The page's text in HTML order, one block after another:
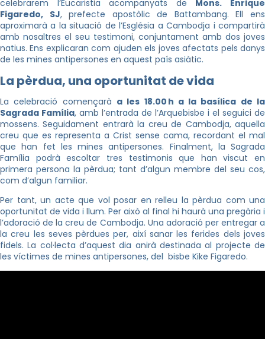
celebrarem l’Eucaristia acompanyats de Mons. Enrique
Figaredo, SJ, prefecte apostòlic de Battambang. Ell ens
aproximarà a la situació de l’Església a Cambodja i compartirà
amb nosaltres el seu testimoni, conjuntament amb dos joves
natius. Ens explicaran com ajuden els joves afectats pels danys
de les mines antipersones en aquest país asiàtic.
La pèrdua, una oportunitat de vida
La celebració començarà a les 18.00 h a la basílica de la
Sagrada Família, amb l’entrada de l’Arquebisbe i el seguici de
mossens. Seguidament entrarà la creu de Cambodja, aquella
creu que es representa a Crist sense cama, recordant el mal
que han fet les mines antipersones. Finalment, la Sagrada
Família podrà escoltar tres testimonis que han viscut en
primera persona la pèrdua; tant d’algun membre del seu cos,
com d’algun familiar.
Per tant, un acte que vol posar en relleu la pèrdua com una
oportunitat de vida i llum. Per això al final hi haurà una pregària i
l’adoració de la creu de Cambodja. Una adoració per entregar a
la creu les seves pèrdues per, així sanar les ferides dels joves
fidels. La col·lecta d’aquest dia anirà destinada al projecte de
les víctimes de mines antipersones, del bisbe Kike Figaredo.